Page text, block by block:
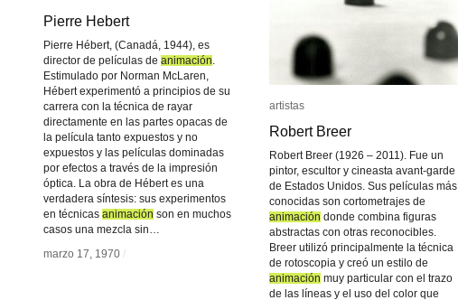
Pierre Hebert
Pierre Hébert, (Canadá, 1944), es
director de películas de animación
Estimulado por Norman McLaren,
Hébert experimentó a principios de su
carrera con la técnica de rayar
directamente en las partes opacas de
la película tanto expuestos y no
expuestos y las películas dominadas
por efectos a través de la impresión
óptica. La obra de Hébert es una
verdadera síntesis: sus experimentos
en técnicas animación son en muchos
casos una mezcla sin…
marzo 17, 1970 /
Pierre Hebert
animación
animación
marzo 17, 1970 /
artistas
Robert Breer
Robert Breer (1926 – 2011). Fue un
pintor, escultor y cineasta avant-garde
de Estados Unidos. Sus películas más
conocidas son cortometrajes de
animación donde combina figuras
abstractas con otras reconocibles.
Breer utilizó principalmente la técnica
de rotoscopia y creó un estilo de
animación muy particular con el trazo
de las líneas y el uso del color que
artistas
Robert Breer
animación
animación